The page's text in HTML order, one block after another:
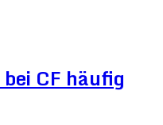
CF häufig